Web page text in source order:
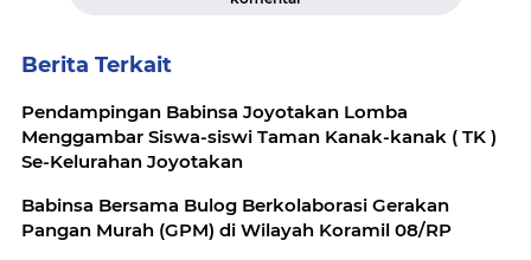
Berita Terkait
Pendampingan Babinsa Joyotakan Lomba
Menggambar Siswa-siswi Taman Kanak-kanak ( TK )
Se-Kelurahan Joyotakan
Babinsa Bersama Bulog Berkolaborasi Gerakan
Pangan Murah (GPM) di Wilayah Koramil 08/RP